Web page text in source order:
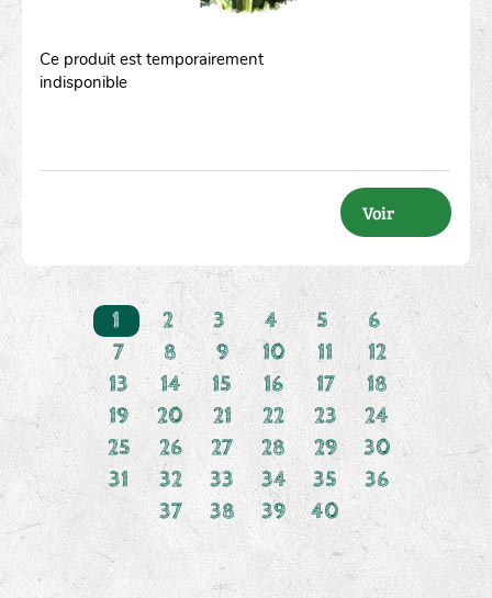
Ce produit est temporairement
indisponible
Voir
1 2 3 4 5
6
7
8 9 10 11
12
13
14 15 16 17
18
19
20 21 22 23
24
25
26 27 28 29
30
31
32 33 34 35
36
37
38 39 40